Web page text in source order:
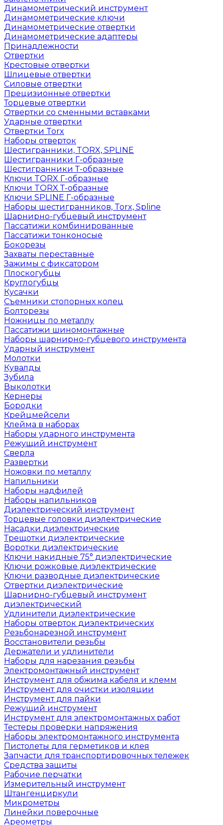
Динамометрический инструмент
Динамометрические ключи
Динамометрические отвертки
Динамометрические адаптеры
Принадлежности
Отвертки
Крестовые отвертки
Шлицевые отвертки
Силовые отвертки
Прецизионные отвертки
Торцевые отвертки
Отвертки со сменными вставками
Ударные отвертки
Отвертки Torx
Наборы отверток
Шестигранники, TORX, SPLINE
Шестигранники Г-образные
Шестигранники Т-образные
Ключи TORX Г-образные
Ключи TORX Т-образные
Ключи SPLINE Г-образные
Наборы шестигранников, Torx, Spline
Шарнирно-губцевый инструмент
Пассатижи комбинированные
Пассатижи тонконосые
Бокорезы
Захваты переставные
Зажимы с фиксатором
Плоскогубцы
Круглогубцы
Кусачки
Съемники стопорных колец
Болторезы
Ножницы по металлу
Пассатижи шиномонтажные
Наборы шарнирно-губцевого инструмента
Ударный инструмент
Молотки
Кувалды
Зубила
Выколотки
Кернеры
Бородки
Крейцмейсели
Клейма в наборах
Наборы ударного инструмента
Режущий инструмент
Сверла
Развертки
Ножовки по металлу
Напильники
Наборы надфилей
Наборы напильников
Диэлектрический инструмент
Торцевые головки диэлектрические
Насадки диэлектрические
Трещотки диэлектрические
Воротки диэлектрические
Ключи накидные 75° диэлектрические
Ключи рожковые диэлектрические
Ключи разводные диэлектрические
Отвертки диэлектрические
Шарнирно-губцевый инструмент
диэлектрический
Удлинители диэлектрические
Наборы отверток диэлектрических
Резьбонарезной инструмент
Восстановители резьбы
Держатели и удлинители
Наборы для нарезания резьбы
Электромонтажный инструмент
Инструмент для обжима кабеля и клемм
Инструмент для очистки изоляции
Инструмент для пайки
Режущий инструмент
Инструмент для электромонтажных работ
Тестеры проверки напряжения
Наборы электромонтажного инструмента
Пистолеты для герметиков и клея
Запчасти для транспортировочных тележек
Средства защиты
Рабочие перчатки
Измерительный инструмент
Штангенциркули
Микрометры
Линейки поверочные
Ареометры